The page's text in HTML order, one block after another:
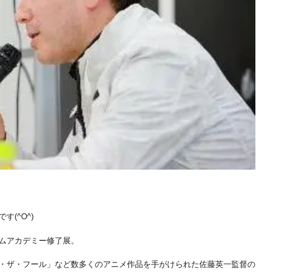
す(^O^)
アカデミー修了展。
ザ・フール」など数多くのアニメ作品を手がけられた佐藤英一監督の